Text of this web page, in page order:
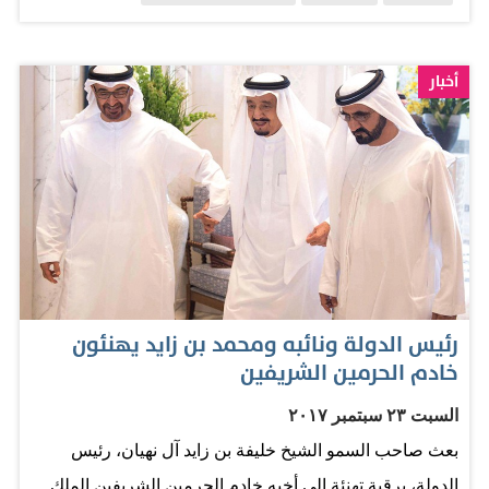
الرئيسية في الدولة بالعلم السعودي، ممزوجاً بعبارة معاً للأبد.
المصدر: الخليج
أخبار
رئيس الدولة ونائبه ومحمد بن زايد يهنئون
خادم الحرمين الشريفين
السبت ٢٣ سبتمبر ٢٠١٧
بعث صاحب السمو الشيخ خليفة بن زايد آل نهيان، رئيس
الدولة، برقية تهنئة إلى أخيه خادم الحرمين الشريفين الملك